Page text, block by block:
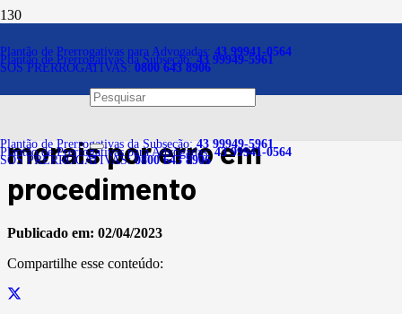
Plantão de Prerrogativas para Advogadas: 43 99941-0564
Plantão de Prerrogativas da Subseção:43 99949-5961
SOS PRERROGATIVAS:0800 643 8906
Plantão de Prerrogativas da Subseção:43 99949-5961
Plantão de Prerrogativas para Advogadas:43 99941-0564
SOS PRERROGATIVAS:0800 643 8906
Clínica odontológica terá
que pagar danos materiais e
morais por erro em
procedimento
Publicado em: 02/04/2023
Compartilhe esse conteúdo: